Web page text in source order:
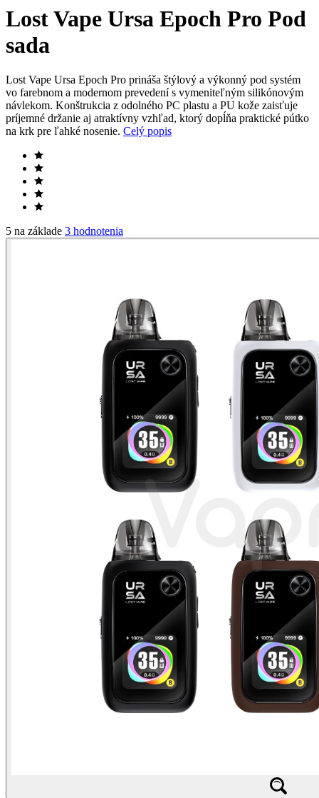
Lost Vape Ursa Epoch Pro Pod
sada
Lost Vape Ursa Epoch Pro prináša štýlový a výkonný pod systém
vo farebnom a modernom prevedení s vymeniteľným silikónovým
návlekom. Konštrukcia z odolného PC plastu a PU kože zaisťuje
príjemné držanie aj atraktívny vzhľad, ktorý dopĺňa praktické pútko
na krk pre ľahké nosenie. Celý popis
5 na základe 3 hodnotenia